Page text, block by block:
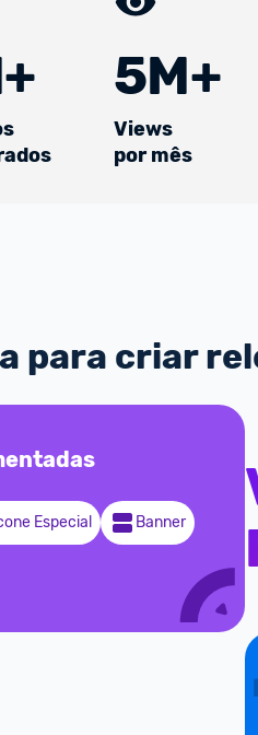
5M+
Views
por mês
para criar
Especial Banner